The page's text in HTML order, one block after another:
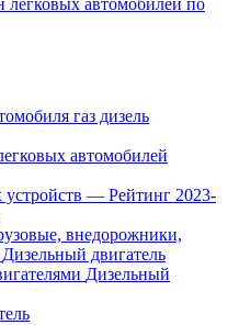
газ дизель
автомобилей
— Рейтинг 2023-
внедорожники,
Дизельный двигатель
Дизельный